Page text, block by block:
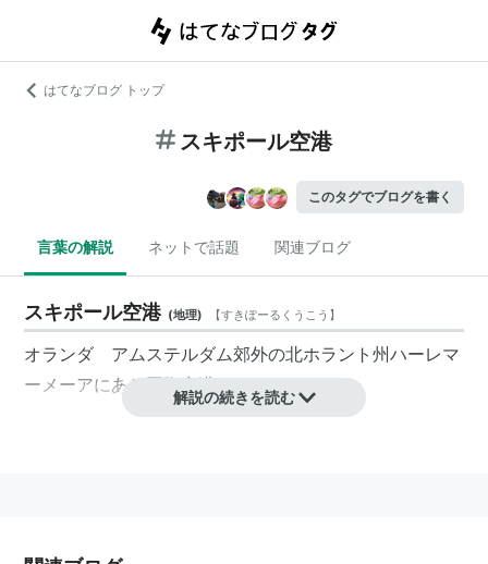
はてなブログ トップ
スキポール空港
このタグでブログを書く
言葉の解説 ネットで話題 関連ブログ
スキポール空港 (地理) 【すきぽーるくうこう 】
オランダ アムステルダム郊外の北ホラント州ハーレマ
ーメーアにある国際空港
解説の続きを読む